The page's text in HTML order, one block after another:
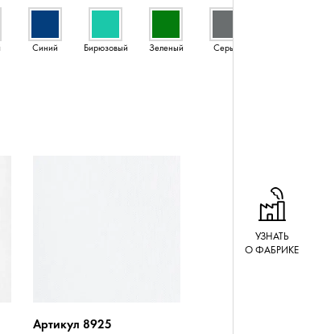
Синий Бирюзовый Зеленый Серый
Артикул 8925
УЗНАТЬ
О ФАБРИКЕ